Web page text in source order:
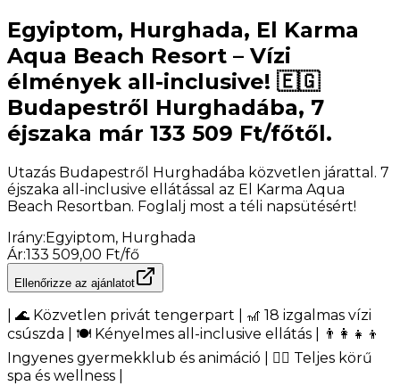
Egyiptom, Hurghada, El Karma
Aqua Beach Resort – Vízi
élmények all-inclusive! 🇪🇬
Budapestről Hurghadába, 7
éjszaka már 133 509 Ft/főtől.
Utazás Budapestről Hurghadába közvetlen járattal. 7
éjszaka all-inclusive ellátással az El Karma Aqua
Beach Resortban. Foglalj most a téli napsütésért!
Irány:Egyiptom, Hurghada
Ár:133 509,00 Ft/fő
Ellenőrizze az ajánlatot
| 🌊 Közvetlen privát tengerpart | 🎢 18 izgalmas vízi
csúszda | 🍽️ Kényelmes all-inclusive ellátás | 👨‍👩‍👧‍👦
Ingyenes gyermekklub és animáció | 🧖‍♀️ Teljes körű
spa és wellness |